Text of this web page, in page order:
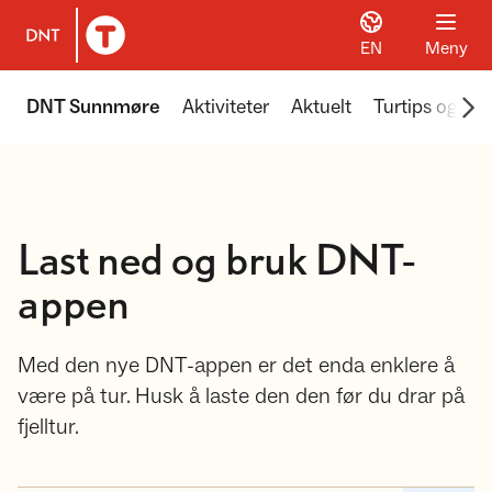
Til DNT.no forside
EN Meny
DNT Sunnmøre Aktiviteter Aktuelt Turtips og
Last ned og bruk DNT-
appen
Med den nye DNT-appen er det enda enklere å
være på tur. Husk å laste den den før du drar på
fjelltur.